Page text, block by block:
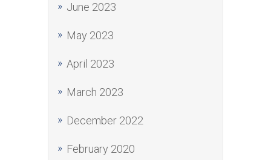
June 2023
May 2023
April 2023
March 2023
December 2022
February 2020